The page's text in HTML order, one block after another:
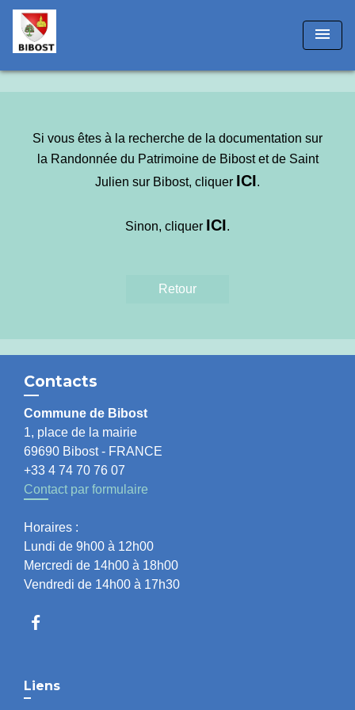
!-- Matomo -->
menu
Si vous êtes à la recherche de la documentation sur
la Randonnée du Patrimoine de Bibost et de Saint
Julien sur Bibost, cliquer ICI.
Sinon, cliquer ICI.
Retour
Contacts
Commune de Bibost
1, place de la mairie
69690 Bibost - FRANCE
+33 4 74 70 76 07
Contact par formulaire
Horaires :
Lundi de 9h00 à 12h00
Mercredi de 14h00 à 18h00
Vendredi de 14h00 à 17h30
Liens